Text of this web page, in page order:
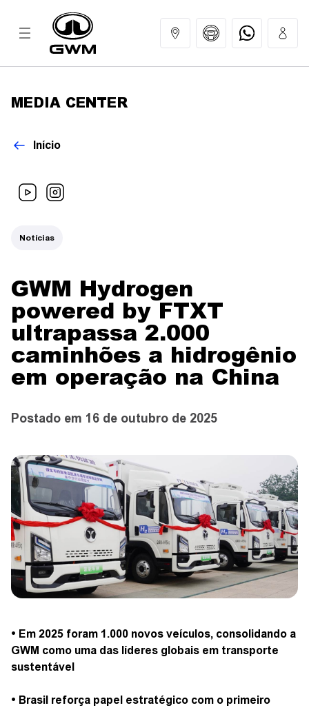
CONTATO
CONCESSIONÁRIAS
WhatsApp
MEDIA CENTER
Início
Notícias
GWM Hydrogen
powered by FTXT
ultrapassa 2.000
caminhões a hidrogênio
em operação na China
Postado em 16 de outubro de 2025
• Em 2025 foram 1.000 novos veículos, consolidando a
GWM como uma das líderes globais em transporte
sustentável
• Brasil reforça papel estratégico com o primeiro